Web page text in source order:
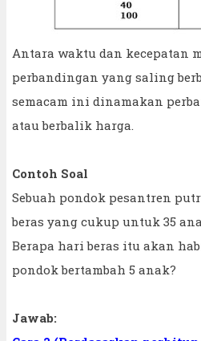
Antara waktu dan kecepatan
perbandingan yang saling
semacam ini dinamakan
atau berbalik harga.
Contoh Soal
Sebuah pondok pesantren
beras yang cukup untuk 35
Berapa hari beras itu akan
pondok bertambah 5 anak?
Jawab: